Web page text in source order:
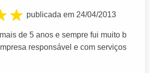
publicada em 24/04/2013
de 5 anos e sempre fui muito b
responsável e com serviços